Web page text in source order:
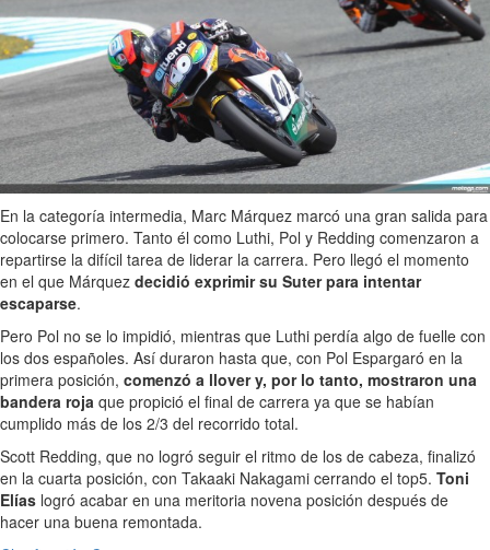
En la categoría intermedia, Marc Márquez marcó una gran salida para
colocarse primero. Tanto él como Luthi, Pol y Redding comenzaron a
repartirse la difícil tarea de liderar la carrera. Pero llegó el momento
en el que Márquez decidió exprimir su Suter para intentar
escaparse.
Pero Pol no se lo impidió, mientras que Luthi perdía algo de fuelle con
los dos españoles. Así duraron hasta que, con Pol Espargaró en la
primera posición, comenzó a llover y, por lo tanto, mostraron una
bandera roja que propició el final de carrera ya que se habían
cumplido más de los 2/3 del recorrido total.
Scott Redding, que no logró seguir el ritmo de los de cabeza, finalizó
en la cuarta posición, con Takaaki Nakagami cerrando el top5. Toni
Elías logró acabar en una meritoria novena posición después de
hacer una buena remontada.